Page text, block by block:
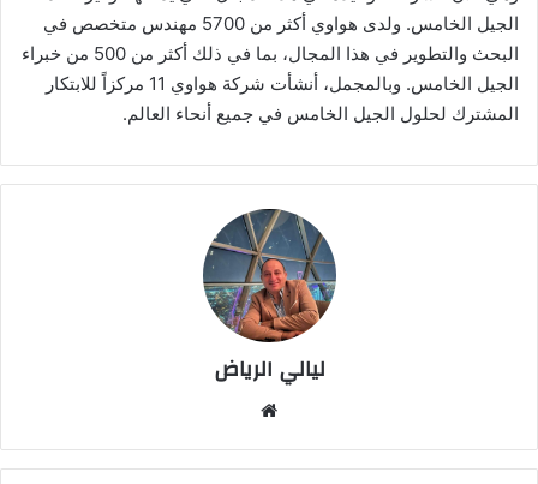
الجيل الخامس. ولدى هواوي أكثر من 5700 مهندس متخصص في
البحث والتطوير في هذا المجال، بما في ذلك أكثر من 500 من خبراء
الجيل الخامس. وبالمجمل، أنشأت شركة هواوي 11 مركزاً للابتكار
المشترك لحلول الجيل الخامس في جميع أنحاء العالم.
ليالي الرياض
الوي